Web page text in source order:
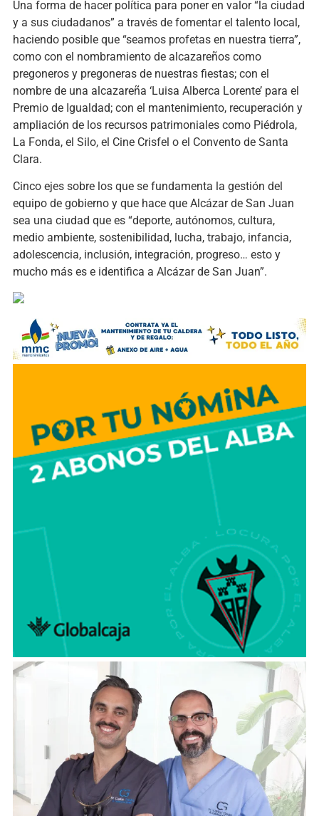
Una forma de hacer política para poner en valor “la ciudad
y a sus ciudadanos” a través de fomentar el talento local,
haciendo posible que “seamos profetas en nuestra tierra”,
como con el nombramiento de alcazareños como
pregoneros y pregoneras de nuestras fiestas; con el
nombre de una alcazareña ‘Luisa Alberca Lorente’ para el
Premio de Igualdad; con el mantenimiento, recuperación y
ampliación de los recursos patrimoniales como Piédrola,
La Fonda, el Silo, el Cine Crisfel o el Convento de Santa
Clara.
Cinco ejes sobre los que se fundamenta la gestión del
equipo de gobierno y que hace que Alcázar de San Juan
sea una ciudad que es “deporte, autónomos, cultura,
medio ambiente, sostenibilidad, lucha, trabajo, infancia,
adolescencia, inclusión, integración, progreso… esto y
mucho más es e identifica a Alcázar de San Juan”.